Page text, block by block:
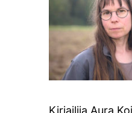
Kirjailija Aura